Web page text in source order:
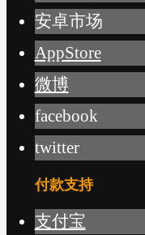
安卓市场
AppStore
微博
facebook
twitter
付款支持
支付宝